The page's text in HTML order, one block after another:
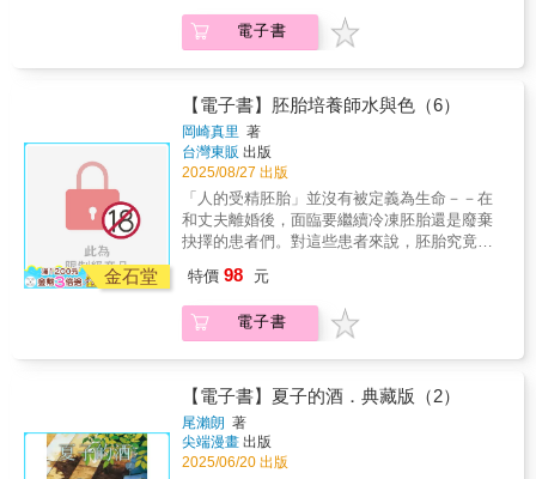
「Fate/stay night」的主角衛宮士郎親手做的衛
宮飯再度上菜囉，這次又有哪些菜色端上桌
活力蓋飯第65話 用電烤盤吃起司鍋＆巧克力
鍋第66話 用多出來的年糕做酥脆米果第67
話 麵包邊脆餅＆熱可可特別篇 夾滿水果的
水果三明治©TAa 2024©TYPE-MOON
©Makoto Tadano 2024KADOKAWA
CORPORATION
電子書
金石堂
【電子書】胚胎培養師水與色（6）
岡崎真里 著
台灣東販 出版
2025/08/27 出版
「人的受精胚胎」並沒有被定義為生命－－在
和丈夫離婚後，面臨要繼續冷凍胚胎還是廢棄
抉擇的患者們。對這些患者來說，胚胎究竟是
的生命，是希望啊。」如此述說著的患者，她
的回答會是!?此外還收錄了「原因不明的流
產、未著床」篇，以及「ＰＧＴ-Ａ」篇！紀錄
特價 98 元
電子書
【電子書】夏子的酒．典藏版（2）
尾瀨朗 著
尖端漫畫 出版
2025/06/20 出版